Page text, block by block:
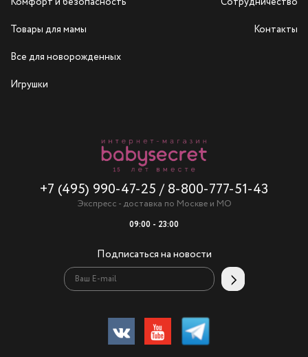
Комфорт и безопасность
Товары для мамы
Все для новорожденных
Игрушки
+7 (495) 990-47-25 / 8-800-777-51-43
Экспресс - доставка по Москве и МО
09:00 - 23:00
Подписаться на новости
Сотрудничество
Контакты